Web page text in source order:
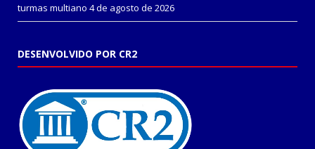
turmas multiano 4 de agosto de 2026
DESENVOLVIDO POR CR2